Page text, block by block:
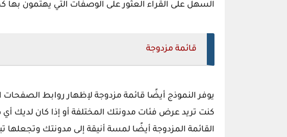
السهل على القراء العثور على الوصفات التي يهتمون بها
قائمة مزدوجة
يوفر النموذج أيضًا قائمة مزدوجة لإظهار روابط
كنت تريد عرض فئات مدونتك المختلفة أو إذا كان لديك
القائمة المزدوجة أيضًا لمسة أنيقة إلى مدونتك وتجعلها